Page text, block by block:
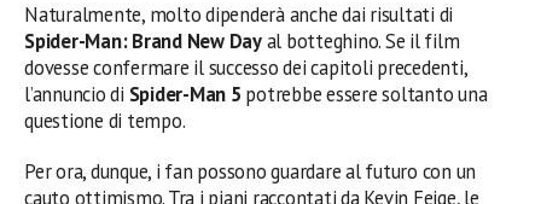
Naturalmente, molto dipenderà anche dai risultati di
Spider-Man: Brand New Dayal botteghino. Se il film
dovesse confermare il successo dei capitoli precedenti,
l’annuncio di Spider-Man 5 potrebbe essere soltanto una
questione di tempo.
Per ora, dunque, i fan possono guardare al futuro con un
cauto ottimismo. Tra i piani raccontati da Kevin Feige, le